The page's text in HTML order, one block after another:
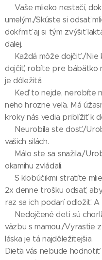
🧑‍🍼Vaše mlieko nestačí,
umelým./Skúste si odsať
dokŕmiť aj si tým zvýšiť
ďalej.
🤱Každá môže dojčiť../
dojčiť, robíte pre bábätko
je dôležitá.
🤱Keď to nejde, nerobíte
neho hrozne veľa. Má
kroky nás vedia priblížiť k
🤱Neurobila ste dosť./
vašich silách.
🤱Málo ste sa snažila./
okamihu zvládali.
🤱S klobúčikmi stratíte
2x denne trošku odsať,
raz sa ich podarí odložiť.
👶Nedojčené deti sú
väzbu s mamou./Vyrastie
láska je tá najdôležitejšia.
Dieťa vás nebude